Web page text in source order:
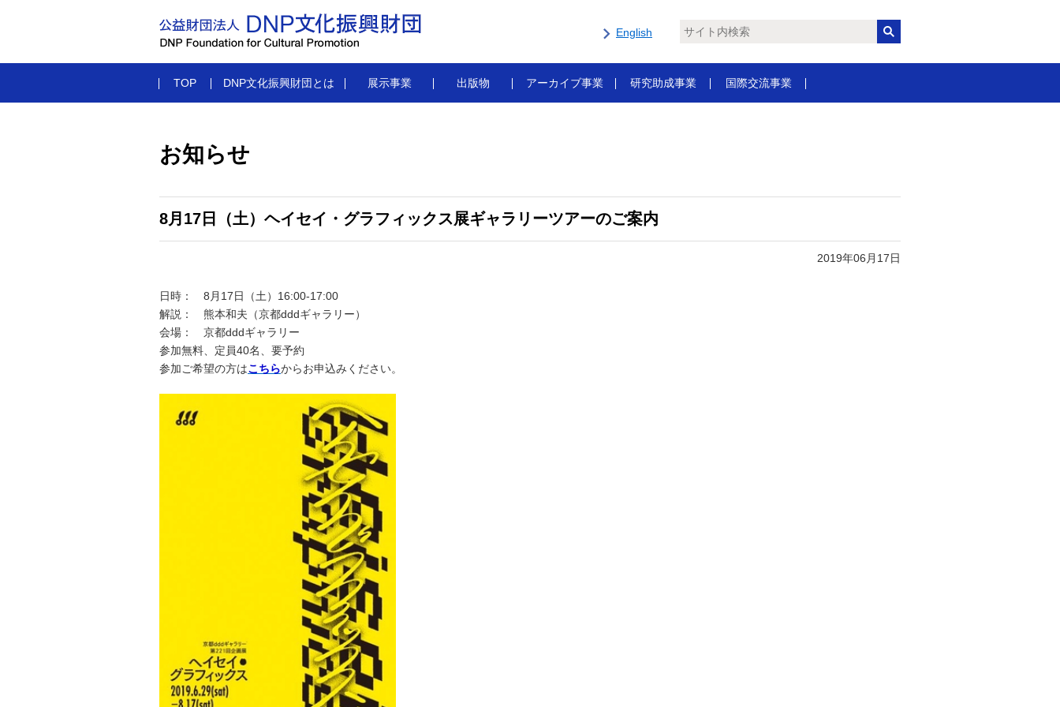
English
TOP DNP文化振興財団とは 展示事業 出版物 アーカイブ事業 研究助成事業 国際交流事業
お知らせ
8月17日（土）ヘイセイ・グラフィックス展ギャラリーツアーのご案内
2019年06月17日
日時： 8月17日（土）16:00-17:00
解説： 熊本和夫（京都dddギャラリー）
会場： 京都dddギャラリー
参加無料、定員40名、要予約
参加ご希望の方はこちらからお申込みください。